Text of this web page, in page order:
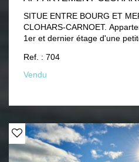
SITUE ENTRE BOURG ET
CLOHARS-CARNOET.
1er et dernier étage d'une
entrée, salon-séjour ouvert sur
étage : couloir avce placard,
GARAGE FERME et place de
Ref. : 704
Vendu